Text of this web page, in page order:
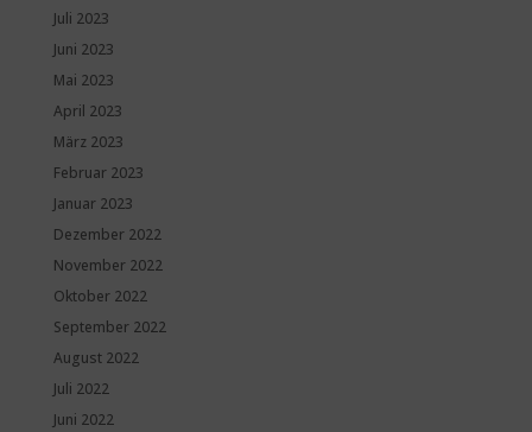
Juli 2023
Juni 2023
Mai 2023
April 2023
März 2023
Februar 2023
Januar 2023
Dezember 2022
November 2022
Oktober 2022
September 2022
August 2022
Juli 2022
Juni 2022